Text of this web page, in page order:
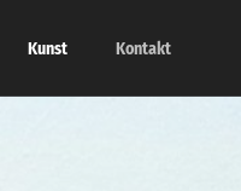
Kunst Kontakt